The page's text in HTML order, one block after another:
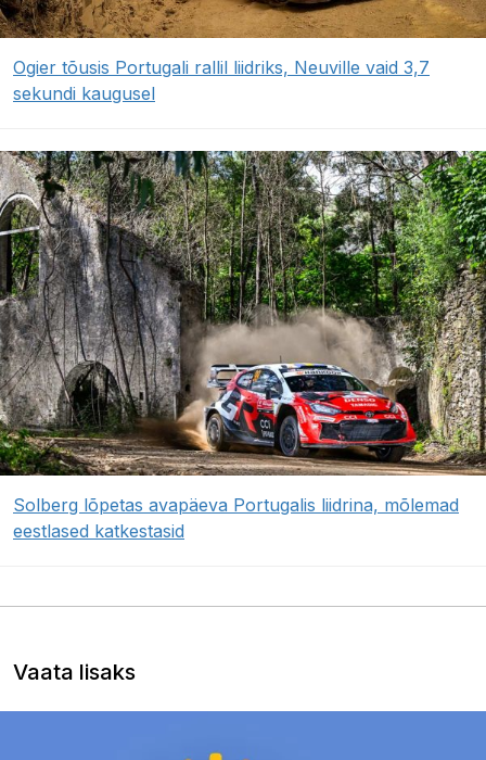
Ogier tõusis Portugali rallil liidriks, Neuville vaid 3,7
sekundi kaugusel
Solberg lõpetas avapäeva Portugalis liidrina, mõlemad
eestlased katkestasid
Vaata lisaks